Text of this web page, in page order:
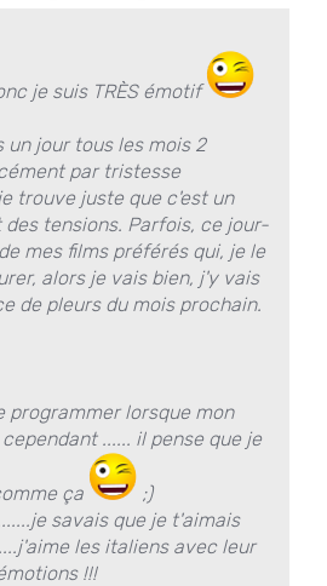
je suis TRÈS émotif
un jour tous les mois 2
par tristesse
trouve juste que c'est un
tensions. Parfois, ce jour-
mes films préférés qui, je le
alors je vais bien, j'y vais
de pleurs du mois prochain.
programmer lorsque mon
...... il pense que je
ça
;)
savais que je t'aimais
les italiens avec leur
!!!